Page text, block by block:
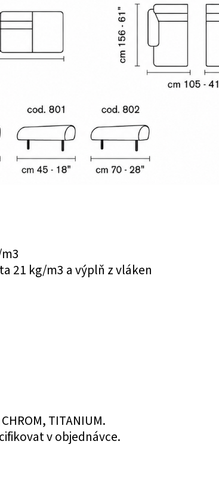
21 kg/m3 a výplň z vláken
TITANIUM.
v objednávce.